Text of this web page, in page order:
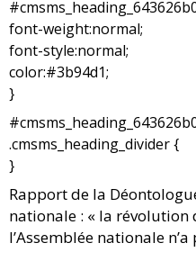
font-weight:normal;
font-style:normal;
color:#3b94d1;
}
.cmsms_heading_divider {
}
Rapport de la
nationale : « la révolution
l’Assemblée nationale